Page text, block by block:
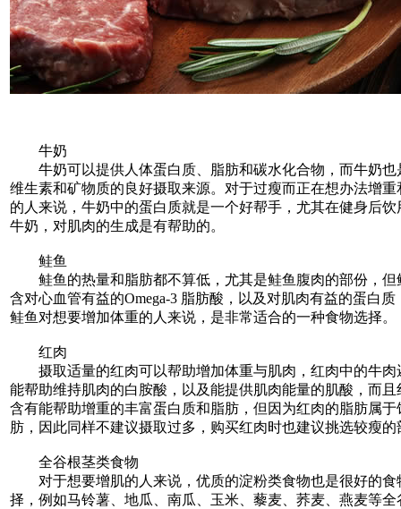
牛奶
牛奶可以提供人体蛋白质、脂肪和碳水化合物，而牛奶也
维生素和矿物质的良好摄取来源。对于过瘦而正在想办法增重
的人来说，牛奶中的蛋白质就是一个好帮手，尤其在健身后饮
牛奶，对肌肉的生成是有帮助的。
鲑鱼
鲑鱼的热量和脂肪都不算低，尤其是鲑鱼腹肉的部份，但
含对心血管有益的Omega-3 脂肪酸，以及对肌肉有益的蛋白质
鲑鱼对想要增加体重的人来说，是非常适合的一种食物选择。
红肉
摄取适量的红肉可以帮助增加体重与肌肉，红肉中的牛肉
能帮助维持肌肉的白胺酸，以及能提供肌肉能量的肌酸，而且
含有能帮助增重的丰富蛋白质和脂肪，但因为红肉的脂肪属于
肪，因此同样不建议摄取过多，购买红肉时也建议挑选较瘦的
全谷根茎类食物
对于想要增肌的人来说，优质的淀粉类食物也是很好的食
择，例如马铃薯、地瓜、南瓜、玉米、藜麦、荞麦、燕麦等全